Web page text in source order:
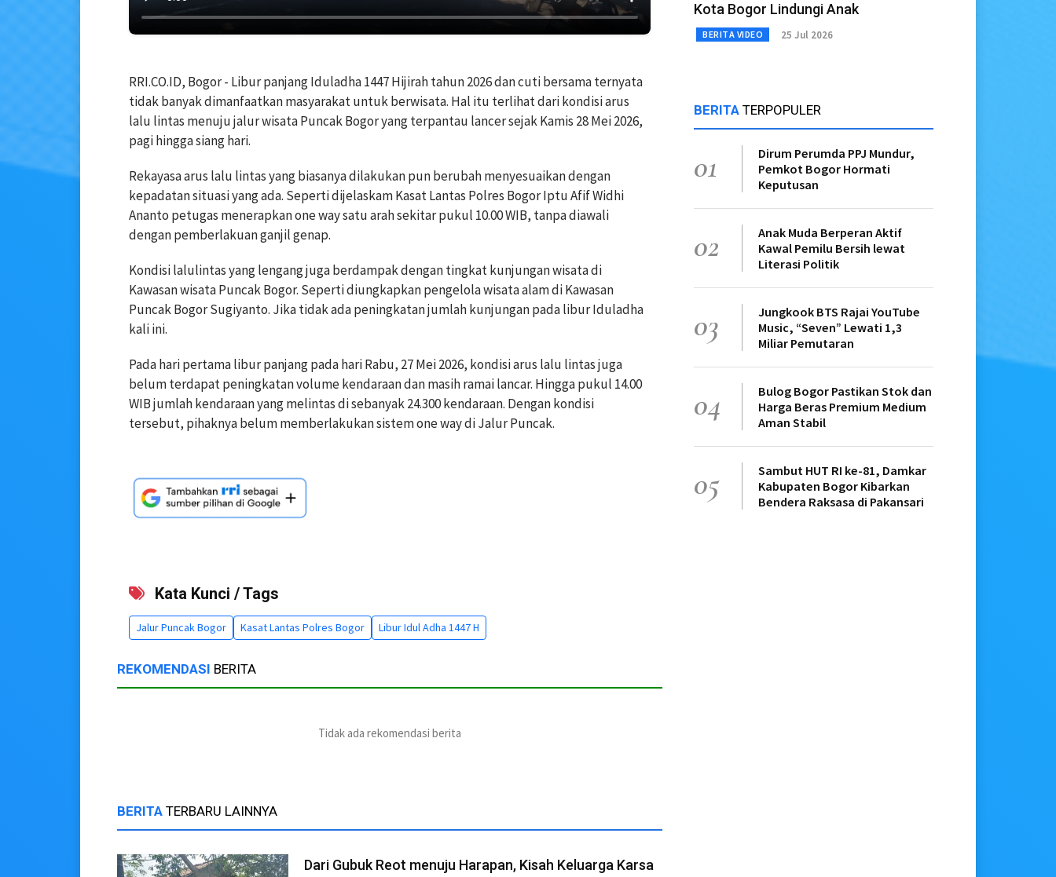
RRI.CO.ID, Bogor - Libur panjang Iduladha 1447 Hijirah tahun 2026 dan cuti bersama ternyata
tidak banyak dimanfaatkan masyarakat untuk berwisata. Hal itu terlihat dari kondisi arus
lalu lintas menuju jalur wisata Puncak Bogor yang terpantau lancer sejak Kamis 28 Mei 2026,
pagi hingga siang hari.
Rekayasa arus lalu lintas yang biasanya dilakukan pun berubah menyesuaikan dengan
kepadatan situasi yang ada. Seperti dijelaskam Kasat Lantas Polres Bogor Iptu Afif Widhi
Ananto petugas menerapkan one way satu arah sekitar pukul 10.00 WIB, tanpa diawali
dengan pemberlakuan ganjil genap.
Kondisi lalulintas yang lengang juga berdampak dengan tingkat kunjungan wisata di
Kawasan wisata Puncak Bogor. Seperti diungkapkan pengelola wisata alam di Kawasan
Puncak Bogor Sugiyanto. Jika tidak ada peningkatan jumlah kunjungan pada libur Iduladha
kali ini.
Pada hari pertama libur panjang pada hari Rabu, 27 Mei 2026, kondisi arus lalu lintas juga
belum terdapat peningkatan volume kendaraan dan masih ramai lancar. Hingga pukul 14.00
WIB jumlah kendaraan yang melintas di sebanyak 24.300 kendaraan. Dengan kondisi
tersebut, pihaknya belum memberlakukan sistem one way di Jalur Puncak.
Kata Kunci / Tags
Jalur Puncak Bogor Kasat Lantas Polres Bogor Libur Idul Adha 1447 H
REKOMENDASI BERITA
Tidak ada rekomendasi berita
BERITA TERBARU LAINNYA
Dari Gubuk Reot menuju Harapan, Kisah Keluarga Karsa
Kota Bogor Lindungi Anak
BERITA VIDEO 25 Jul 2026
BERITA TERPOPULER
01
Dirum Perumda PPJ Mundur,
Pemkot Bogor Hormati
Keputusan
02
Anak Muda Berperan Aktif
Kawal Pemilu Bersih lewat
Literasi Politik
03
Jungkook BTS Rajai YouTube
Music, “Seven” Lewati 1,3
Miliar Pemutaran
04
Bulog Bogor Pastikan Stok dan
Harga Beras Premium Medium
Aman Stabil
05
Sambut HUT RI ke-81, Damkar
Kabupaten Bogor Kibarkan
Bendera Raksasa di Pakansari